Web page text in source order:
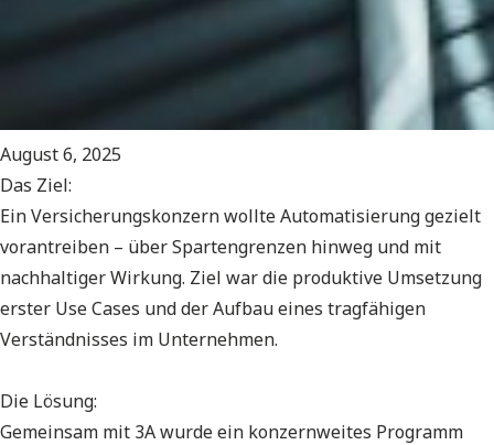
August 6, 2025
Das Ziel:
Ein Versicherungskonzern wollte Automatisierung gezielt
vorantreiben – über Spartengrenzen hinweg und mit
nachhaltiger Wirkung. Ziel war die produktive Umsetzung
erster Use Cases und der Aufbau eines tragfähigen
Verständnisses im Unternehmen.
Die Lösung:
Gemeinsam mit 3A wurde ein konzernweites Programm